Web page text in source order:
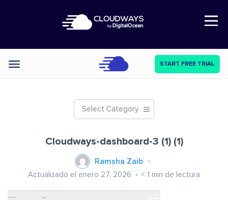
Open Nav
Categories START FREE TRIAL
Select Category
Cloudways-dashboard-3 (1) (1)
Ramsha Zaib
Actualizado el enero 27, 2026 < 1 min de lectura